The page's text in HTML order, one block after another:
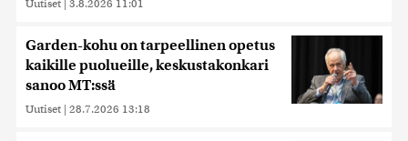
Uutiset | 3.8.2026 11:01
Garden-kohu on tarpeellinen opetus
kaikille puolueille, keskustakonkari
sanoo MT:ssä
Uutiset | 28.7.2026 13:18